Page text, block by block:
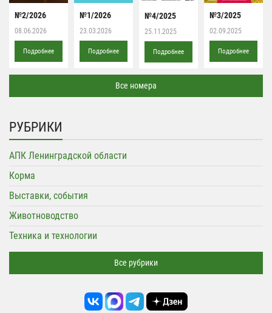
№2/2026
08.06.2026
Подробнее
№1/2026
23.03.2026
Подробнее
№4/2025
25.11.2025
Подробнее
№3/2025
02.09.2025
Подробнее
Все номера
РУБРИКИ
АПК Ленинградской области
Корма
Выставки, события
Животноводство
Техника и технологии
Все рубрики